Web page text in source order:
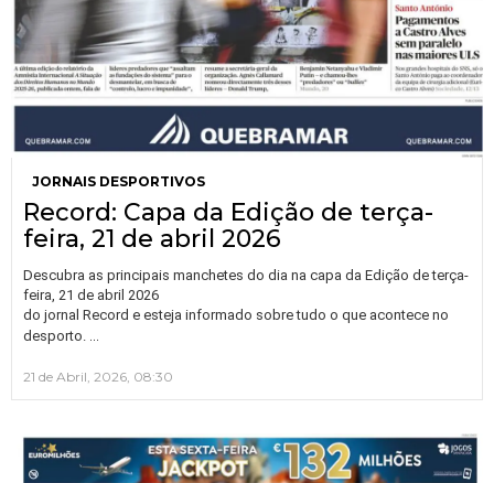
JORNAIS DESPORTIVOS
Record: Capa da Edição de terça-
feira, 21 de abril 2026
Descubra as principais manchetes do dia na capa da Edição de terça-
feira, 21 de abril 2026
do jornal Record e esteja informado sobre tudo o que acontece no
desporto.
21 de Abril, 2026, 08:30